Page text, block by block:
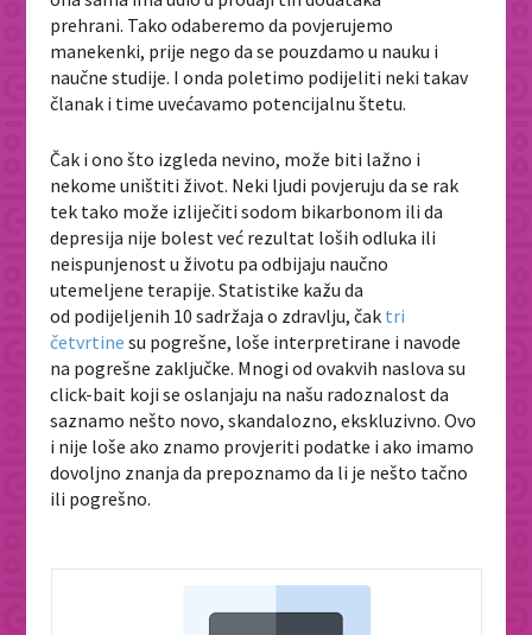
prehrani. Tako odaberemo da povjerujemo
manekenki, prije nego da se pouzdamo u nauku i
naučne studije. I onda poletimo podijeliti neki takav
članak i time uvećavamo potencijalnu štetu.
Čak i ono što izgleda nevino, može biti lažno i
nekome uništiti život. Neki ljudi povjeruju da se rak
tek tako može izliječiti sodom bikarbonom ili da
depresija nije bolest već rezultat loših odluka ili
neispunjenost u životu pa odbijaju naučno
utemeljene terapije. Statistike kažu da
od podijeljenih 10 sadržaja o zdravlju, čak tri
četvrtine su pogrešne, loše interpretirane i navode
na pogrešne zaključke. Mnogi od ovakvih naslova su
click-bait koji se oslanjaju na našu radoznalost da
saznamo nešto novo, skandalozno, ekskluzivno. Ovo
i nije loše ako znamo provjeriti podatke i ako imamo
dovoljno znanja da prepoznamo da li je nešto tačno
ili pogrešno.